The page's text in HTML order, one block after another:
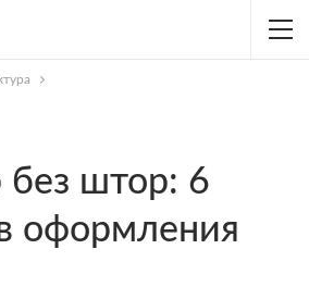
без штор: 6
оформления